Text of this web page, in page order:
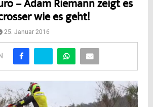
– Adam Riemann zeigt es
wie es geht!
25. Januar 2016